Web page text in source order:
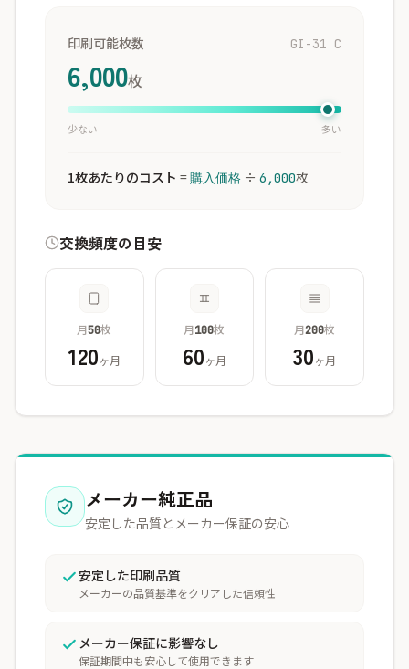
印刷可能枚数
6,000枚
GI-31 C
少ない 多い
1枚あたりのコスト =購入価格 ÷ 6,000枚
交換頻度の目安
月50枚
120ヶ月
月100枚
60ヶ月
月200枚
30ヶ月
メーカー純正品
安定した品質とメーカー保証の安心
安定した印刷品質
メーカーの品質基準をクリアした信頼性
メーカー保証に影響なし
保証期間中も安心して使用できます